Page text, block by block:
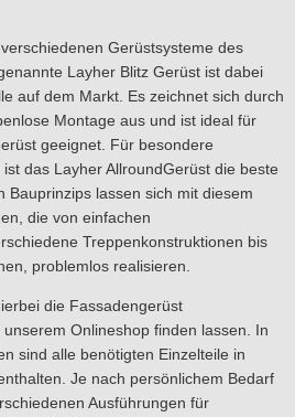
Gerüstsysteme des
Layher Blitz Gerüst ist dabei
auf dem Markt. Es zeichnet sich durch
Montage aus und ist ideal für
geeignet. Für besondere
das Layher AllroundGerüst die beste
Bauprinzips lassen sich mit diesem
die von einfachen
Treppenkonstruktionen bis
problemlos realisieren.
die Fassadengerüst
Onlineshop finden lassen. In
sind alle benötigten Einzelteile in
Je nach persönlichem Bedarf
Ausführungen für